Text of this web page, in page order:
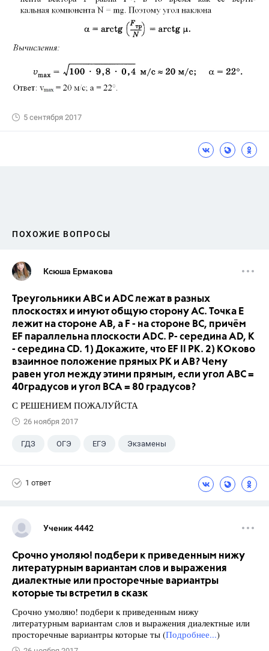
5 сентября 2017
ПОХОЖИЕ ВОПРОСЫ
Ксюша Ермакова
Треугольники ABC и ADC лежат в разных
плоскостях и имуют общую сторону AC. Точка E
лежит на стороне AB, а F - на стороне BC, причём
EF параллельна плоскости ADC. P- середина AD, K
- середина CD. 1) Докажите, что EF II PK. 2) КОково
взаимное положение прямых PK и AB? Чему
равен угол между этими прямым, если угол ABC =
40градусов и угол BCA = 80 градусов?
С РЕШЕНИЕМ ПОЖАЛУЙСТА
26 ноября 2017
ГДЗ ОГЭ ЕГЭ Экзамены
1 ответ
Ученик 4442
Срочно умоляю! подбери к приведенным нижу
литературным вариантам слов и выражения
диалектные или просторечные вариантры
которые ты встретил в сказк
Срочно умоляю! подбери к приведенным нижу
литературным вариантам слов и выражения диалектные или
просторечные вариантры которые ты (Подробнее...)